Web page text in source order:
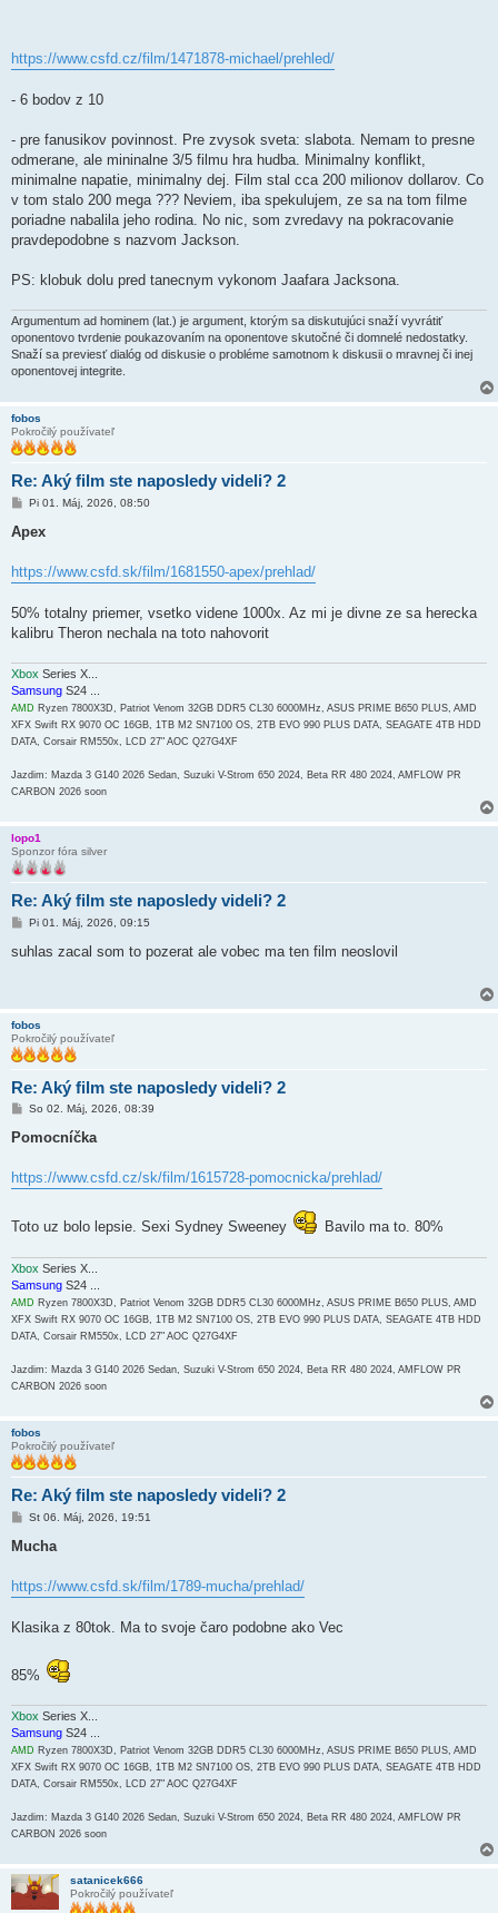
https://www.csfd.cz/film/1471878-michael/prehled/
- 6 bodov z 10
- pre fanusikov povinnost. Pre zvysok sveta: slabota. Nemam to presne
odmerane, ale mininalne 3/5 filmu hra hudba. Minimalny konflikt,
minimalne napatie, minimalny dej. Film stal cca 200 milionov dollarov. Co
v tom stalo 200 mega ??? Neviem, iba spekulujem, ze sa na tom filme
poriadne nabalila jeho rodina. No nic, som zvredavy na pokracovanie
pravdepodobne s nazvom Jackson.
PS: klobuk dolu pred tanecnym vykonom Jaafara Jacksona.
Argumentum ad hominem (lat.) je argument, ktorým sa diskutujúci snaží vyvrátiť
oponentovo tvrdenie poukazovaním na oponentove skutočné či domnelé nedostatky.
Snaží sa previesť dialóg od diskusie o probléme samotnom k diskusii o mravnej či inej
oponentovej integrite.
fobos
Pokročilý používateľ
Re: Aký film ste naposledy videli? 2
P
í
s
e
v
k
Pi 01. Máj, 2026, 08:50
Apex
https://www.csfd.sk/film/1681550-apex/prehlad/
50% totalny priemer, vsetko videne 1000x. Az mi je divne ze sa herecka
kalibru Theron nechala na toto nahovorit
Xbox Series X...
Samsung S24 ...
AMD Ryzen 7800X3D, Patriot Venom 32GB DDR5 CL30 6000MHz, ASUS PRIME B650 PLUS, AMD
XFX Swift RX 9070 OC 16GB, 1TB M2 SN7100 OS, 2TB EVO 990 PLUS DATA, SEAGATE 4TB HDD
DATA, Corsair RM550x, LCD 27" AOC Q27G4XF
Jazdim: Mazda 3 G140 2026 Sedan, Suzuki V-Strom 650 2024, Beta RR 480 2024, AMFLOW PR
CARBON 2026 soon
lopo1
Sponzor fóra silver
Re: Aký film ste naposledy videli? 2
P
í
k
Pi 01. Máj, 2026, 09:15
suhlas zacal som to pozerat ale vobec ma ten film neoslovil
fobos
Pokročilý používateľ
Re: Aký film ste naposledy videli? 2
P
í
e
v
So 02. Máj, 2026, 08:39
Pomocníčka
https://www.csfd.cz/sk/film/1615728-pomocnicka/prehlad/
Toto uz bolo lepsie. Sexi Sydney Sweeney Bavilo ma to. 80%
Xbox Series X...
Samsung S24 ...
AMD Ryzen 7800X3D, Patriot Venom 32GB DDR5 CL30 6000MHz, ASUS PRIME B650 PLUS, AMD
XFX Swift RX 9070 OC 16GB, 1TB M2 SN7100 OS, 2TB EVO 990 PLUS DATA, SEAGATE 4TB HDD
DATA, Corsair RM550x, LCD 27" AOC Q27G4XF
Jazdim: Mazda 3 G140 2026 Sedan, Suzuki V-Strom 650 2024, Beta RR 480 2024, AMFLOW PR
CARBON 2026 soon
fobos
Pokročilý používateľ
Re: Aký film ste naposledy videli? 2
P
í
e
v
k
St 06. Máj, 2026, 19:51
Mucha
https://www.csfd.sk/film/1789-mucha/prehlad/
Klasika z 80tok. Ma to svoje čaro podobne ako Vec
85%
Xbox Series X...
Samsung S24 ...
AMD Ryzen 7800X3D, Patriot Venom 32GB DDR5 CL30 6000MHz, ASUS PRIME B650 PLUS, AMD
XFX Swift RX 9070 OC 16GB, 1TB M2 SN7100 OS, 2TB EVO 990 PLUS DATA, SEAGATE 4TB HDD
DATA, Corsair RM550x, LCD 27" AOC Q27G4XF
Jazdim: Mazda 3 G140 2026 Sedan, Suzuki V-Strom 650 2024, Beta RR 480 2024, AMFLOW PR
CARBON 2026 soon
satanicek666
Pokročilý používateľ